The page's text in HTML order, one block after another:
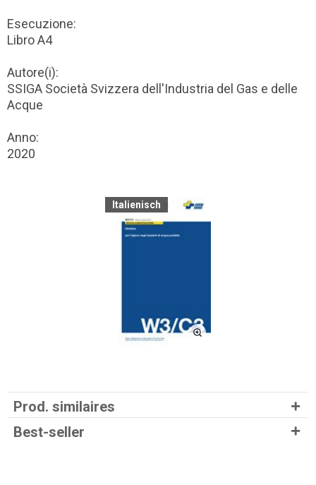
Esecuzione:
Libro A4
Autore(i):
SSIGA Società Svizzera dell'Industria del Gas e delle
Acque
Anno:
2020
Italienisch
Prod. similaires
Best-seller